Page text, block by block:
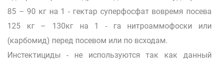
85 – 90 кг на 1 - гектар суперфосфат вовремя посева
125 кг – 130кг на 1 - га нитроаммофоски или
(карбомид) перед посевом или по всходам.
Инстектициды - не используются так как данный